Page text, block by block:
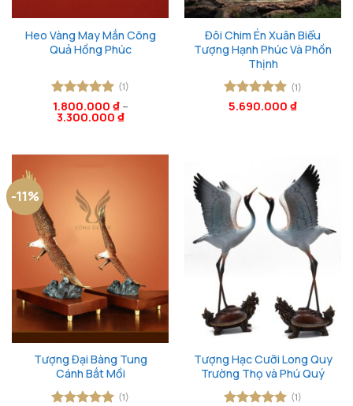
Heo Vàng May Mắn Cõng
Quả Hồng Phúc
Được xếp
hạng55
(1)
1.800.000 ₫–
3.300.000 ₫
Đôi Chim Én Xuân Biểu
Tượng Hạnh Phúc Và Phồn
Thịnh
Được xếp
(1)
5.690.000 ₫
-11%
Tượng Đại Bàng Tung
Cánh Bắt Mồi
(1)
Tượng Hạc Cưỡi Long Quy
Trường Thọ và Phú Quý
(1)